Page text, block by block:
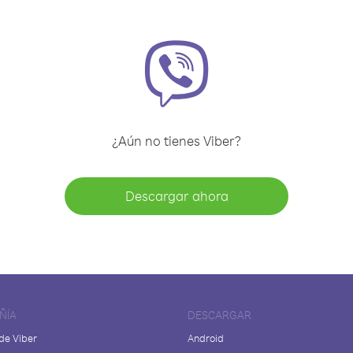
¿Aún no tienes Viber?
Descargar ahora
Viber
DESCARGAR
Android